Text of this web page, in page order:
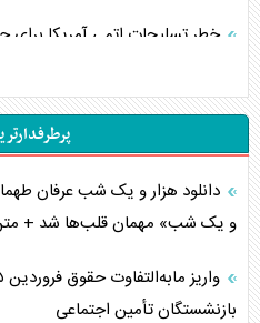
خطر تسلیحات اتمی آمریکا برای
چگونه عربستان برابر ایران
جاده ابریشم فضایی/ نفوذ
انصارالله و تثبیت معادله
مصالحه نافرجام سعودی – اماراتی
دانلود هزار و یک شب عرفان
و یک شب» مهمان قلب‌ها شد +
بازنشستگان تأمین اجتماعی